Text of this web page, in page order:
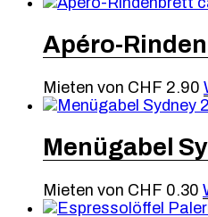
Apéro-
Mieten von CHF 2.90
Menügabel
Mieten von CHF 0.30